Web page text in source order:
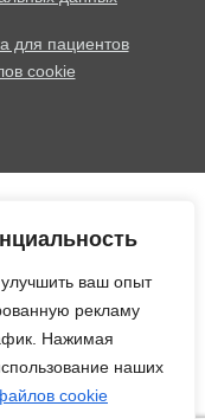
ваш опыт
рекламу
Нажимая
наших
cookie
для пациентов
cookie